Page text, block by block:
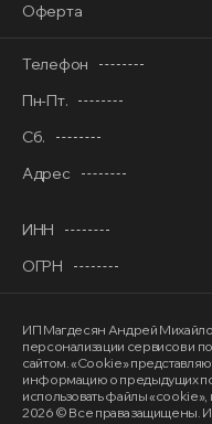
Оферта
Телефон
Пн-Пт.
Сб.
Адрес
ИНН
ОГРН
ИП Магдесян Андрей
персонализации сервисов и
сайтом. «Cookie»
информацию о предыдущих
использовать файлы
2026 © Все права защищены.